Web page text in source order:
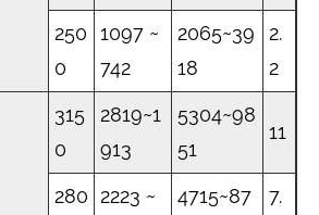
250
0
1097 ~
742
2065~39
18
2.
2
315
0
2819~1
913
5304~98
51
11
280
2223 ~
4715~87
7.